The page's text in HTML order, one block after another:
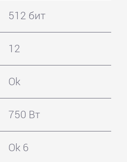
512 бит
12
Ok
750 Вт
Ok 6